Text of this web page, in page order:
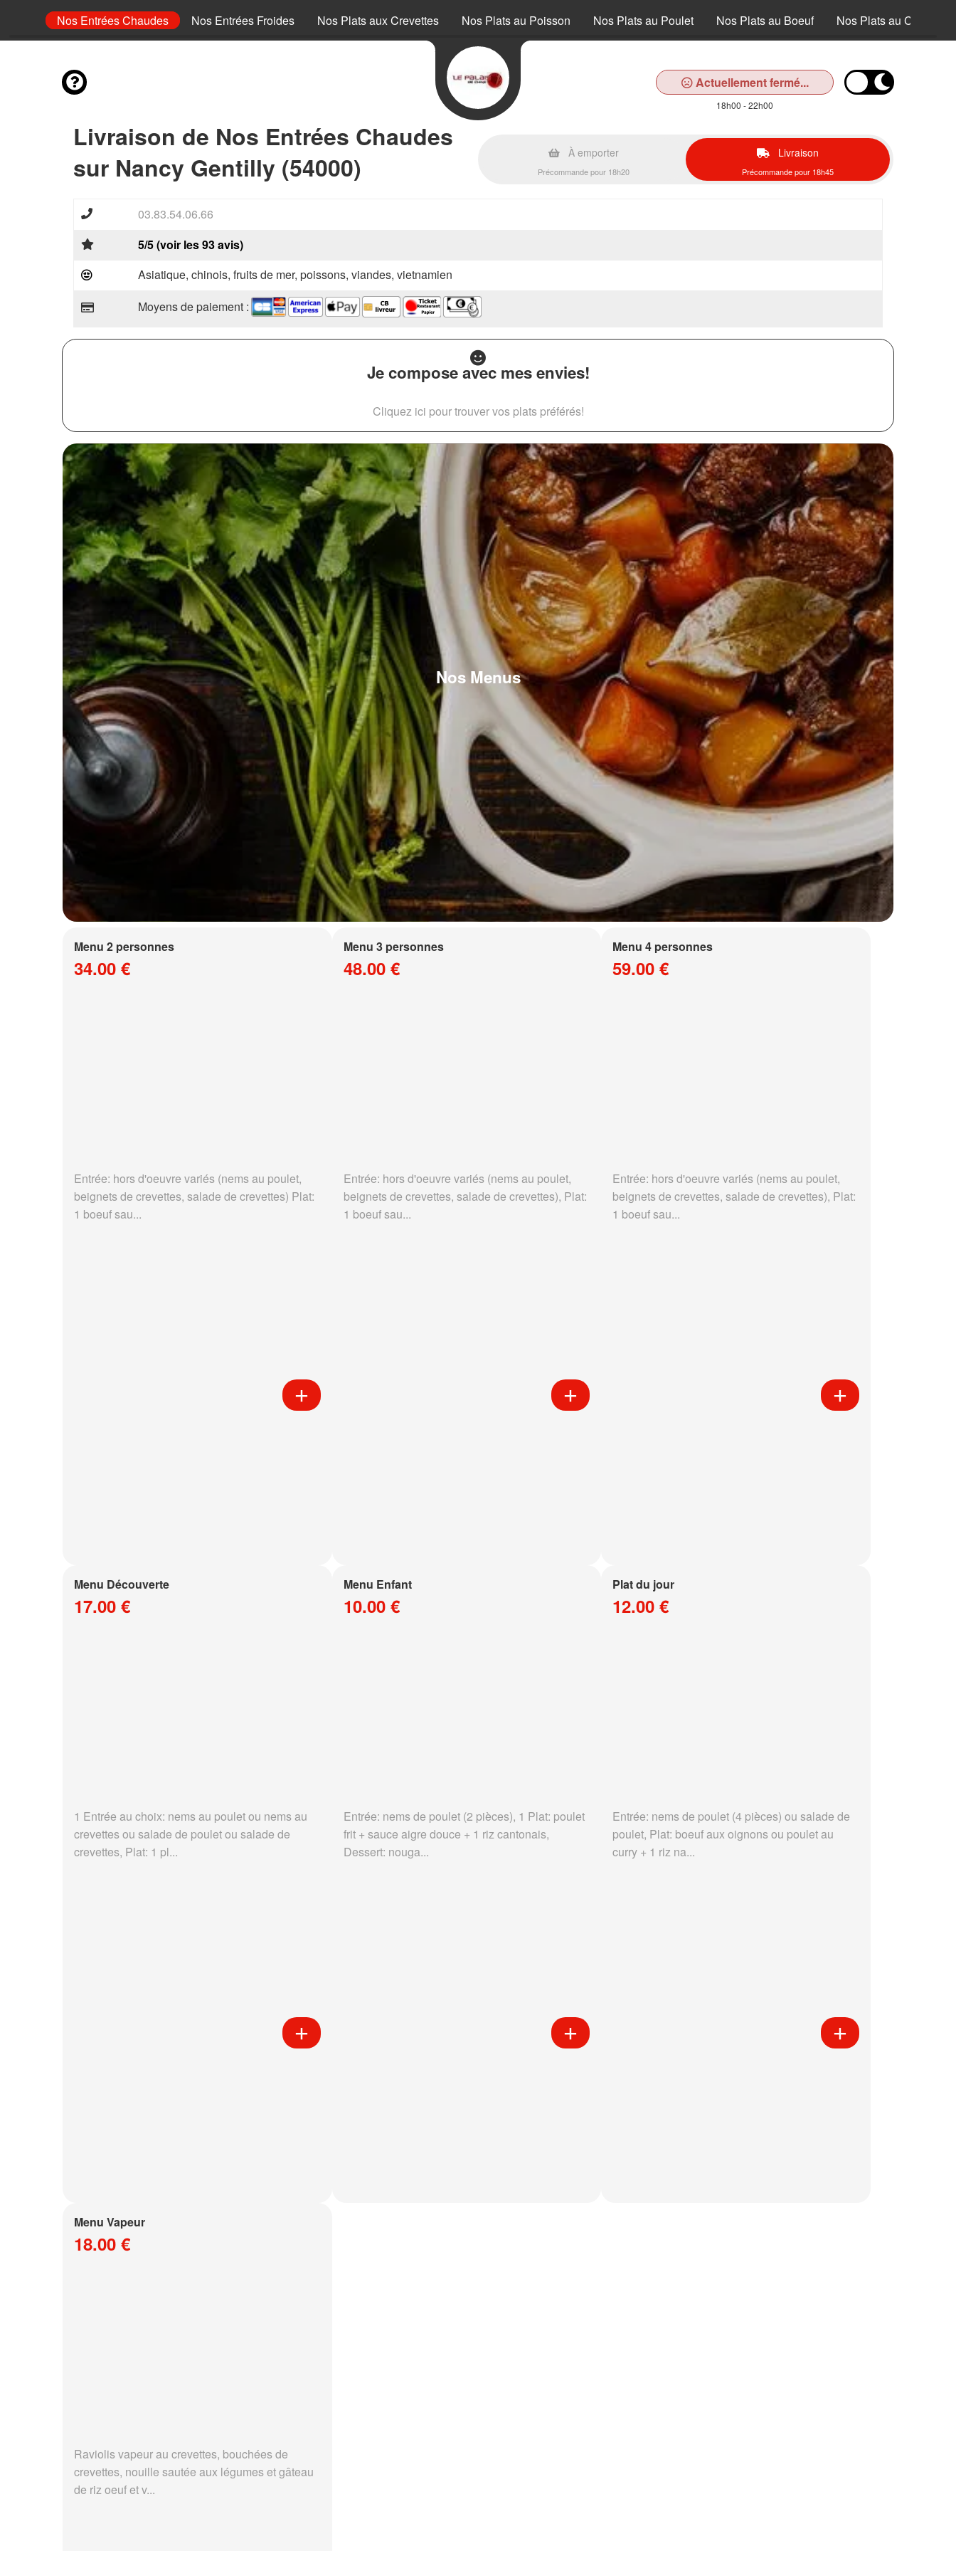
Nos Entrées Chaudes Nos Entrées Froides Nos Plats aux Crevettes Nos Plats au Poisson Nos Plats au Poulet Nos Plats au Boeuf Nos Plats au Canard
Actuellement fermé...
18h00 - 22h00
Livraison de Nos Entrées Chaudes
sur Nancy Gentilly (54000)
À emporter
Précommande pour 18h20
Livraison
Précommande pour 18h45
03.83.54.06.66
5/5 (voir les 93 avis)
Asiatique, chinois, fruits de mer, poissons, viandes, vietnamien
Moyens de paiement :
Je compose avec mes envies!
Cliquez ici pour trouver vos plats préférés!
Nos Menus
Menu 2 personnes
34.00 €
Entrée: hors d'oeuvre variés (nems au poulet,
beignets de crevettes, salade de crevettes) Plat:
1 boeuf sau...
Menu 3 personnes
48.00 €
Entrée: hors d'oeuvre variés (nems au poulet,
beignets de crevettes, salade de crevettes), Plat:
1 boeuf sau...
Menu 4 personnes
59.00 €
Entrée: hors d'oeuvre variés (nems au poulet,
beignets de crevettes, salade de crevettes), Plat:
1 boeuf sau...
Menu Découverte
17.00 €
1 Entrée au choix: nems au poulet ou nems au
crevettes ou salade de poulet ou salade de
crevettes, Plat: 1 pl...
Menu Enfant
10.00 €
Entrée: nems de poulet (2 pièces), 1 Plat: poulet
frit + sauce aigre douce + 1 riz cantonais,
Dessert: nouga...
Plat du jour
12.00 €
Entrée: nems de poulet (4 pièces) ou salade de
poulet, Plat: boeuf aux oignons ou poulet au
curry + 1 riz na...
Menu Vapeur
18.00 €
Raviolis vapeur au crevettes, bouchées de
crevettes, nouille sautée aux légumes et gâteau
de riz oeuf et v...